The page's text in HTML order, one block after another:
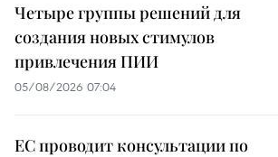
Четыре группы решений для
создания новых стимулов
привлечения ПИИ
05/08/2026 07:04
ЕС проводит консультации по